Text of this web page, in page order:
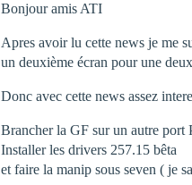
Bonjour amis ATI
Apres avoir lu cette news je me
un deuxième écran pour une
Donc avec cette news assez
Brancher la GF sur un autre port
Installer les drivers 257.15 bêta
et faire la manip sous seven ( je